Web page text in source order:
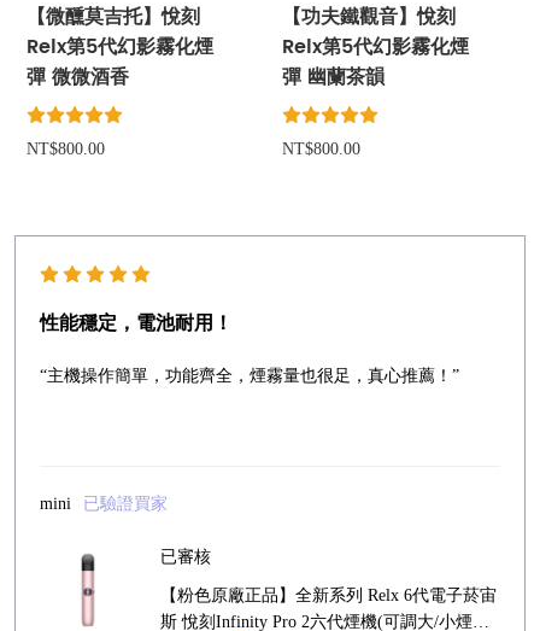
【微醺莫吉托】悅刻
Relx第5代幻影霧化煙
彈 微微酒香
NT$800.00
【功夫鐵觀音】悅刻
Relx第5代幻影霧化煙
彈 幽蘭茶韻
NT$800.00
性能穩定，電池耐用！
“主機操作簡單，功能齊全，煙霧量也很足，真心推薦！”
mini 已驗證買家
已審核
【粉色原廠正品】全新系列 Relx 6代電子菸宙
斯 悅刻Infinity Pro 2六代煙機(可調大/小煙量)